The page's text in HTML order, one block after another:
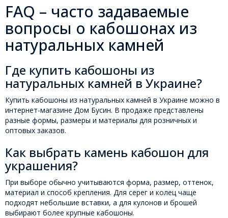
FAQ – часто задаваемые
вопросы о кабошонах из
натуральных камней
Где купить кабошоны из
натуральных камней в Украине?
Купить кабошоны из натуральных камней в Украине можно в
интернет-магазине Дом Бусин. В продаже представлены
разные формы, размеры и материалы для розничных и
оптовых заказов.
Как выбрать камень кабошон для
украшения?
При выборе обычно учитываются форма, размер, оттенок,
материал и способ крепления. Для серег и колец чаще
подходят небольшие вставки, а для кулонов и брошей
выбирают более крупные кабошоны.